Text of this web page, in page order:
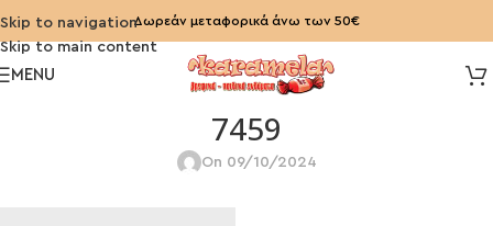
Skip to navigation
Skip to main content
Δωρεάν μεταφορικά άνω των 50€
MENU
7459
On 09/10/2024